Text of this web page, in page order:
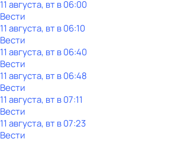
11 августа, вт в 06:00
Вести
11 августа, вт в 06:10
Вести
11 августа, вт в 06:40
Вести
11 августа, вт в 06:48
Вести
11 августа, вт в 07:11
Вести
11 августа, вт в 07:23
Вести